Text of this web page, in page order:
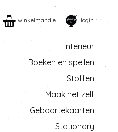
winkelmandje login
Interieur
Boeken en spellen
Stoffen
Maak het zelf
Geboortekaarten
Stationary